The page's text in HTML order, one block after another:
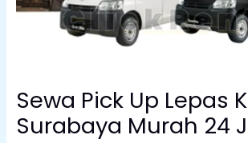
Sewa Pick Up Lepas
Surabaya Murah 24